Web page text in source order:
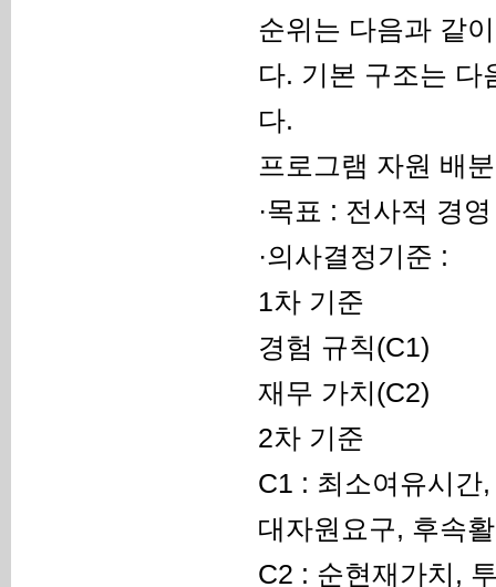
순위는 다음과 같
다. 기본 구조는 다
다.
프로그램 자원 배
·목표 : 전사적 경
·의사결정기준 :
1차 기준
경험 규칙(C1)
재무 가치(C2)
2차 기준
C1 : 최소여유시간
대자원요구, 후속
C2 : 순현재가치,